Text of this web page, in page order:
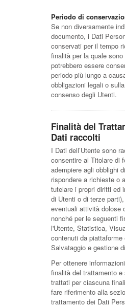
Periodo di
Se non diversamente
documento, i Dati
conservati per il tempo
finalità per la quale
potrebbero essere
periodo più lungo a
obbligazioni legali o
consenso degli Utenti.
Finalità del
Dati raccolti
I Dati dell’Utente sono
consentire al Titolare di
adempiere agli obblighi
rispondere a richieste o
tutelare i propri diritti ed
di Utenti o di terze
eventuali attività dolose
nonché per le seguenti
l'Utente, Statistica,
contenuti da piattaforme
Salvataggio e gestione
Per ottenere
finalità del trattamento
trattati per ciascuna
fare riferimento alla
trattamento dei Dati